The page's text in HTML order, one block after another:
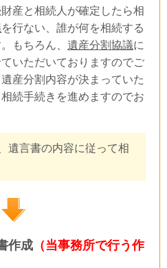
産と相続人が確定したら相
を行ない、誰が何を相続する
もちろん、 遺産分割協議に
いただいておりますのでご
産分割内容が決まっていた
続手続きを進めますのでお
遺言書の内容に従って相
作成 （当事務所で行う作